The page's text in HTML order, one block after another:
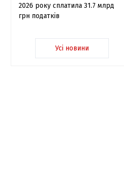
2026 року сплатила 31.7 млрд
грн податків
Усі новини